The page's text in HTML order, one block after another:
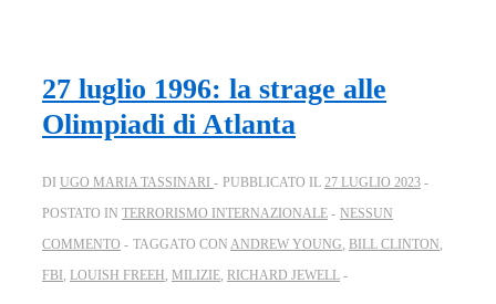
27 luglio 1996: la strage alle
Olimpiadi di Atlanta
DI UGO MARIA TASSINARI PUBBLICATO IL 27 LUGLIO 2023
POSTATO IN TERRORISMO INTERNAZIONALE
NESSUN
COMMENTO
TAGGATO CON ANDREW YOUNG, BILL CLINTON,
FBI , LOUISH FREEH, MILIZIE, RICHARD JEWELL